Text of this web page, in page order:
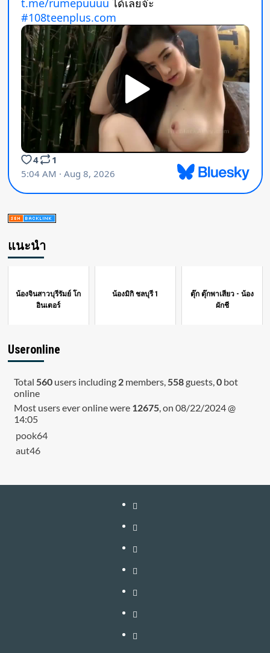
แนะนำ
น้องจินสาวบุรีรัมย์ โก
อินเตอร์
น้องมิกิ ชลบุรี 1
ตุ๊ก ตุ๊กพาเสียว - น้อง
ผักชี
Useronline
Total 560users including 2members,558guests,0bot
online
Most users ever online were 12675, on 08/22/2024 @
14:05
pook64
aut46
หน้า
แรก
สมัคร
สมาชิก
เติม
เงิน
อัพเกรด
เข้า
สู่
ระบบ
วิธี
ใช้
งาน
วิธี
สมัคร
ติดต่อ